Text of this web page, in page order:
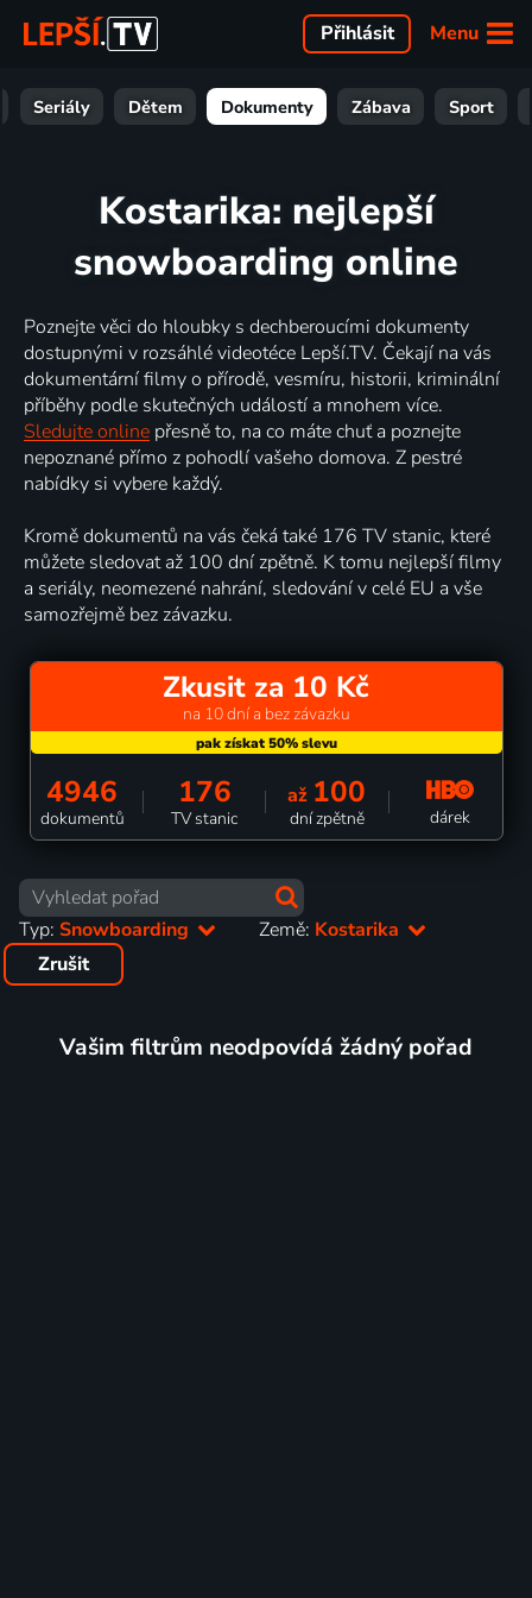
Menu
Přihlásit
Seriály Dětem Dokumenty Zábava Sport
Kostarika: nejlepší
snowboarding online
Poznejte věci do hloubky s dechberoucími dokumenty
dostupnými v rozsáhlé videotéce Lepší.TV. Čekají na vás
dokumentární filmy o přírodě, vesmíru, historii, kriminální
příběhy podle skutečných událostí a mnohem více.
Sledujte online přesně to, na co máte chuť a poznejte
nepoznané přímo z pohodlí vašeho domova. Z pestré
nabídky si vybere každý.
Kromě dokumentů na vás čeká také 176 TV stanic, které
můžete sledovat až 100 dní zpětně. K tomu nejlepší filmy
a seriály, neomezené nahrání, sledování v celé EU a vše
samozřejmě bez závazku.
Zkusit za 10 Kč
na 10 dní a bez závazku
4946
dokumentů
176
TV stanic
až 100
dní zpětně dárek
Typ: Snowboarding Země: Kostarika
Zrušit
Vašim filtrům neodpovídá žádný pořad